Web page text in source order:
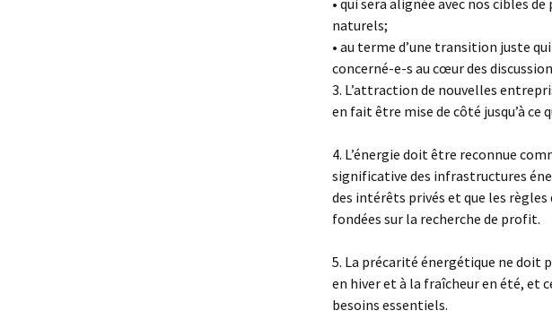
• qui sera alignée avec nos cibles
naturels;
• au terme d’une transition juste
concerné-e-s au cœur des
3. L’attraction de nouvelles
en fait être mise de côté jusqu’à
4. L’énergie doit être reconnue
significative des infrastructures
des intérêts privés et que les
fondées sur la recherche de profit.
5. La précarité énergétique ne doit
en hiver et à la fraîcheur en été, et
besoins essentiels.